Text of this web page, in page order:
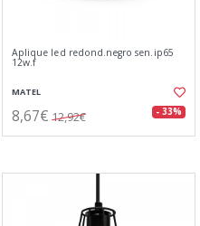
Aplique led redond.negro sen.ip65
12w.f
MATEL
8,67€ 12,92€ - 33%